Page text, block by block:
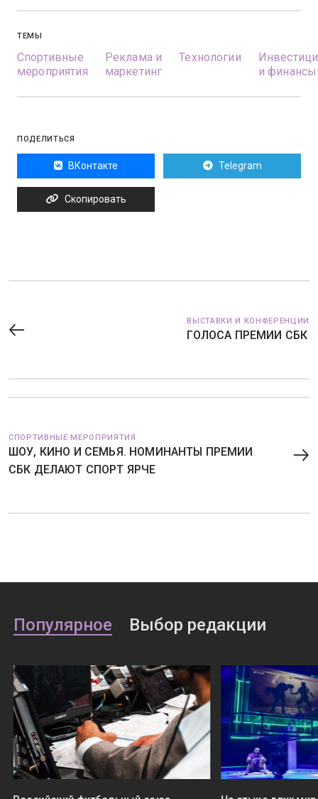
ТЕМЫ
Спортивные
мероприятия
Реклама и
маркетинг
Технологии
и финансы
ПОДЕЛИТЬСЯ
ВКонтакте Telegram
Скопировать
ВЫСТАВКИ И КОНФЕРЕНЦИИ
ГОЛОСА ПРЕМИИ СБК
СПОРТИВНЫЕ МЕРОПРИЯТИЯ
ШОУ, КИНО И СЕМЬЯ. НОМИНАНТЫ ПРЕМИИ
СБК ДЕЛАЮТ СПОРТ ЯРЧЕ
Популярное Выбор редакции